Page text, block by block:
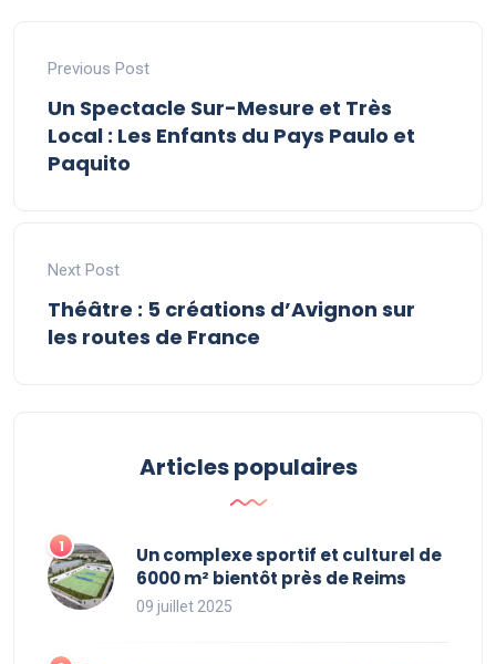
Previous Post
Un Spectacle Sur-Mesure et Très
Local : Les Enfants du Pays Paulo et
Paquito
Next Post
Théâtre : 5 créations d’Avignon sur
les routes de France
Articles populaires
Un complexe sportif et culturel de
6000 m² bientôt près de Reims
09 juillet 2025